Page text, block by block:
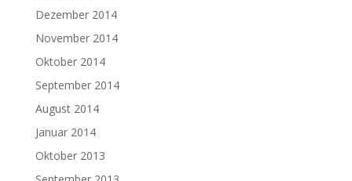
Dezember 2014
November 2014
Oktober 2014
September 2014
August 2014
Januar 2014
Oktober 2013